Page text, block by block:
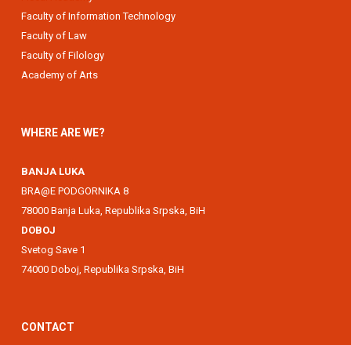
Faculty of Information Technology
Faculty of Law
Faculty of Filology
Academy of Arts
WHERE ARE WE?
BANJA LUKA
BRA@E PODGORNIKA 8
78000 Banja Luka, Republika Srpska, BiH
DOBOJ
Svetog Save 1
74000 Doboj, Republika Srpska, BiH
CONTACT